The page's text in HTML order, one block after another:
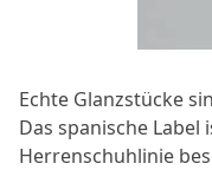
Echte Glanzstücke
Das spanische
Herrenschuhlinie